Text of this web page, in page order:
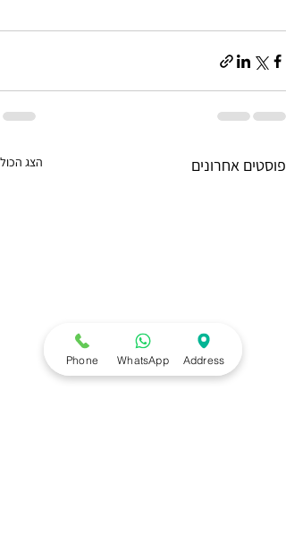
פוסטים אחרונים הצג הכול
Phone WhatsApp Address